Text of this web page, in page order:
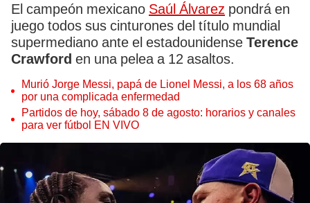
El campeón mexicano Saúl Álvarez pondrá en
juego todos sus cinturones del título mundial
supermediano ante el estadounidense Terence
Crawford en una pelea a 12 asaltos.
Murió Jorge Messi, papá de Lionel Messi, a los 68 años
por una complicada enfermedad
Partidos de hoy, sábado 8 de agosto: horarios y canales
para ver fútbol EN VIVO